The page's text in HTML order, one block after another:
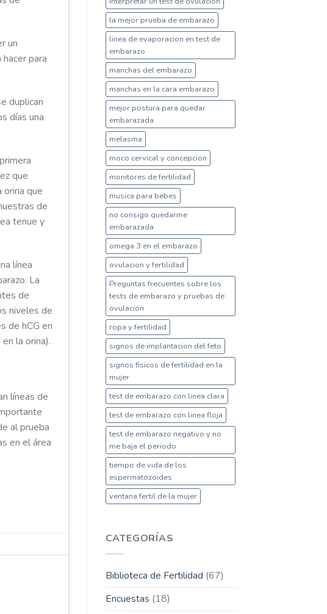
un
para
duplican
días una
que
orina que
de
tenue y
línea
La
de
niveles de
de hCG en
la orina).
líneas de
al prueba
en el área
la mejor prueba de embarazo
linea de evaporacion en test de
embarazo
manchas del embarazo
manchas en la cara embarazo
mejor postura para quedar
embarazada
melasma
moco cervical y concepcion
monitores de fertilidad
musica para bebes
no consigo quedarme
embarazada
omega 3 en el embarazo
ovulacion y fertilidad
Preguntas frecuentes sobre los
tests de embarazo y pruebas de
ovulacion
ropa y fertilidad
signos de implantacion del feto
signos fisicos de fertilidad en la
mujer
test de embarazo con linea clara
test de embarazo con linea floja
test de embarazo negativo y no
me baja el periodo
tiempo de vida de los
espermatozoides
ventana fertil de la mujer
CATEGORÍAS
Biblioteca de Fertilidad (67)
Encuestas (18)